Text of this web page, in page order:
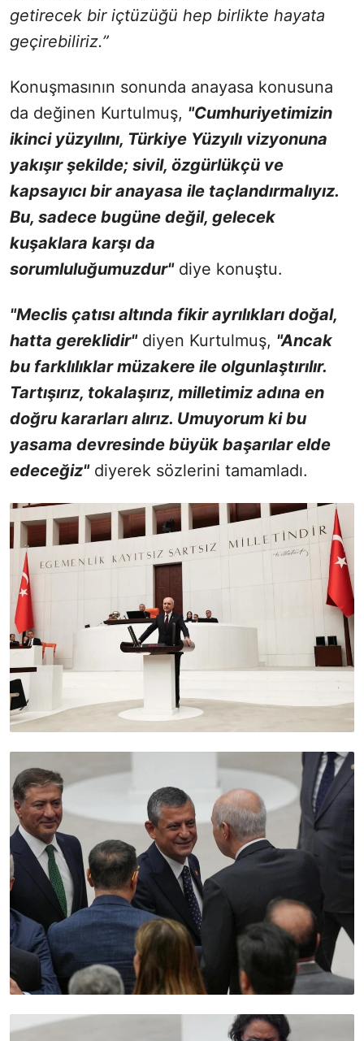
getirecek bir içtüzüğü hep birlikte hayata
geçirebiliriz.”
Konuşmasının sonunda anayasa konusuna
da değinen Kurtulmuş, "Cumhuriyetimizin
ikinci yüzyılını, Türkiye Yüzyılı vizyonuna
yakışır şekilde; sivil, özgürlükçü ve
kapsayıcı bir anayasa ile taçlandırmalıyız.
Bu, sadece bugüne değil, gelecek
kuşaklara karşı da
sorumluluğumuzdur"diye konuştu.
"Meclis çatısı altında fikir ayrılıkları doğal,
hatta gereklidir"diyen Kurtulmuş, "Ancak
bu farklılıklar müzakere ile olgunlaştırılır.
Tartışırız, tokalaşırız, milletimiz adına en
doğru kararları alırız. Umuyorum ki bu
yasama devresinde büyük başarılar elde
edeceğiz"diyerek sözlerini tamamladı.